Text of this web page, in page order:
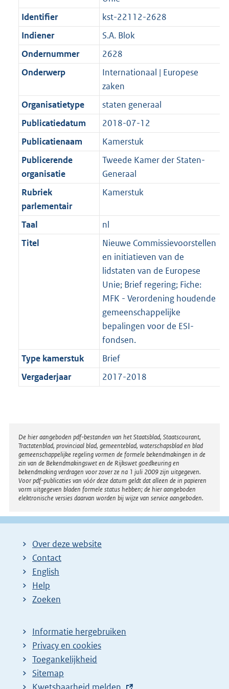
Identifier
kst-22112-2628
Indiener
S.A. Blok
Ondernummer
2628
Onderwerp
Internationaal | Europese
zaken
Organisatietype
staten generaal
Publicatiedatum
2018-07-12
Publicatienaam
Kamerstuk
Publicerende
organisatie
Tweede Kamer der Staten-
Generaal
Rubriek
parlementair
Kamerstuk
Taal
nl
Titel
Nieuwe Commissievoorstellen
en initiatieven van de
lidstaten van de Europese
Unie; Brief regering; Fiche:
MFK - Verordening houdende
gemeenschappelijke
bepalingen voor de ESI-
fondsen.
Type kamerstuk
Brief
Vergaderjaar
2017-2018
Disclaimer
De hier aangeboden pdf-bestanden van het Staatsblad, Staatscourant,
Tractatenblad, provinciaal blad, gemeenteblad, waterschapsblad en blad
gemeenschappelijke regeling vormen de formele bekendmakingen in de
zin van de Bekendmakingswet en de Rijkswet goedkeuring en
bekendmaking verdragen voor zover ze na 1 juli 2009 zijn uitgegeven.
Voor pdf-publicaties van vóór deze datum geldt dat alleen de in papieren
vorm uitgegeven bladen formele status hebben; de hier aangeboden
elektronische versies daarvan worden bij wijze van service aangeboden.
Over deze website
Contact
English
Help
Zoeken
Informatie hergebruiken
Privacy en cookies
Toegankelijkheid
Sitemap
E
Kwetsbaarheid melden